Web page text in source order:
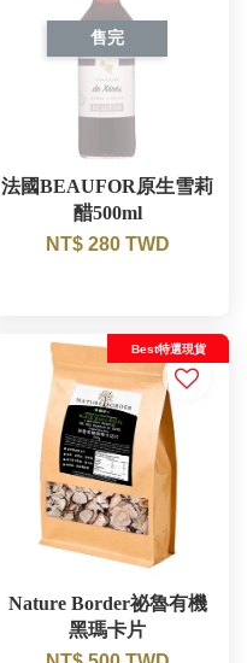
售完
法國BEAUFOR原生雪莉
醋500ml
NT$ 280 TWD
Best特選現貨
Nature Border祕魯有機
黑瑪卡片